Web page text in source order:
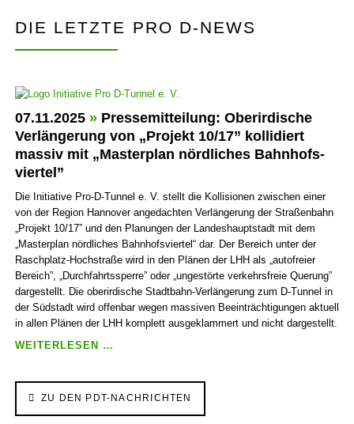
DIE LETZTE PRO D-NEWS
07.11.2025 » Pressemitteilung: Ober­irdische
Ver­län­gerung von „Projekt 10/17” kollidiert
massiv mit „Master­plan nörd­liches Bahn­hofs­
viertel”
Die Initiative Pro-D-Tunnel e. V. stellt die Kollisionen zwischen einer
von der Region Hannover angedachten Verlängerung der Straßenbahn
„Projekt 10/17” und den Planungen der Landes­haupt­stadt mit dem
„Master­plan nörd­liches Bahn­hofs­viertel“ dar. Der Bereich unter der
Rasch­platz-Hoch­straße wird in den Plänen der LHH als „auto­freier
Bereich”, „Durch­fahrts­sperre” oder „ungestörte verkehrs­freie Querung”
dargestellt. Die ober­irdische Stadt­bahn-Verlängerung zum D-Tunnel in
der Südstadt wird offenbar wegen massiven Beein­trächti­gungen aktuell
in allen Plänen der LHH komplett ausge­klammert und nicht dargestellt.
WEITERLESEN …
VER­
ZU DEN PDT-NACHRICHTEN